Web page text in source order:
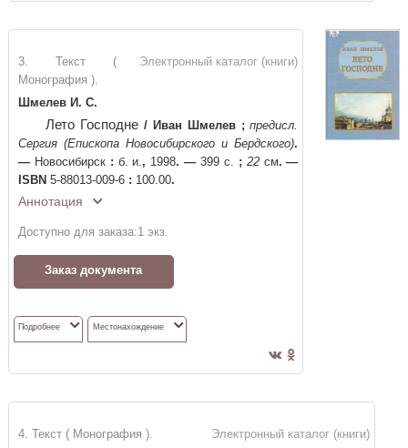
Электронный каталог (книги)
3. Текст (
Монография ).
Шмелев И. С.
Лето Господне / Иван Шмелев ; предисл.
Сергия (Епископа Новосибирского и Бердского).
—Новосибирск : б. и., 1998. — 399 с. ; 22см. —
ISBN 5-88013-009-6 : 100.00.
Аннотация
Доступно для заказа:1 экз.
Заказ документа
Подробнее Местонахождение
Электронный каталог (книги)
4. Текст ( Монография ).